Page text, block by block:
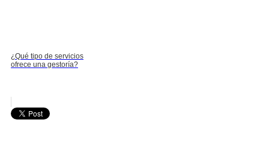
¿Qué tipo de servicios
ofrece una gestoría?